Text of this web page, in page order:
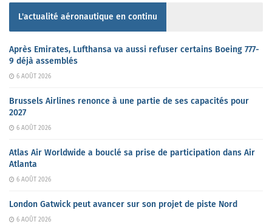
L'actualité aéronautique en continu
Après Emirates, Lufthansa va aussi refuser certains Boeing 777-
9 déjà assemblés
6 AOÛT 2026
Brussels Airlines renonce à une partie de ses capacités pour
2027
6 AOÛT 2026
Atlas Air Worldwide a bouclé sa prise de participation dans Air
Atlanta
6 AOÛT 2026
London Gatwick peut avancer sur son projet de piste Nord
6 AOÛT 2026